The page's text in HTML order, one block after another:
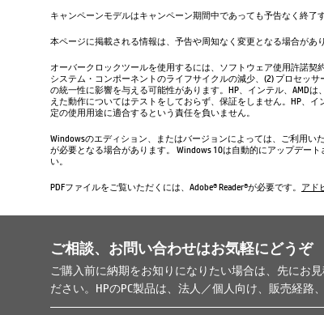
キャンペーンモデルはキャンペーン期間中であっても予告なく終了
本ページに掲載される情報は、予告や周知なく変更となる場合があり
オーバークロックツールを使用するには、ソフトウェア使用許諾
システム・コンポーネントのライフサイクルの減少、(2) プロセッ
の統一性に影響を与える可能性があります。HP、インテル、AMD
えた動作についてはテストをしておらず、保証をしません。HP、
定の使用用途に適合するという責任を負いません。
Windowsのエディション、またはバージョンによっては、ご利用い
が必要となる場合があります。 Windows 10は自動的にアップデー
い。
PDFファイルをご覧いただくには、Adobe® Reader®が必要です。 アド
ご相談、お問い合わせはお気軽にどうぞ
ご購入前に納期をお知りになりたい場合は、先にお
ださい。HPのPC製品は、法人／個人向け、販売経路